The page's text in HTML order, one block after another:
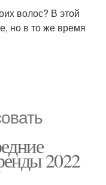
волос? В этой
но в то же время
2022